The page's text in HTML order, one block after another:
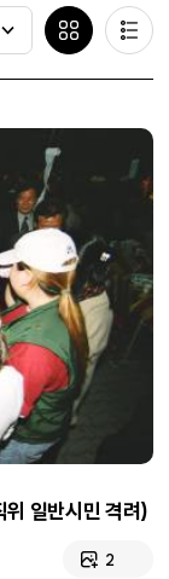
위 일반시민 격려)
2